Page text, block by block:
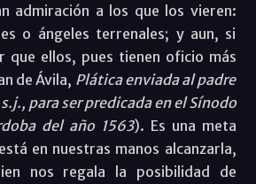
admiración a los que los vieren:
o ángeles terrenales; y aun, si
que ellos, pues tienen oficio más
de Ávila, Plática enviada al padre
para ser predicada en el Sínodo
del año 1563). Es una meta
en nuestras manos alcanzarla,
nos regala la posibilidad de